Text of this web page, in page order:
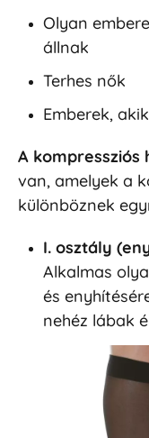
Olyan
állnak
Terhes nők
Emberek,
A
van, amelyek a
különböznek
I. osztály
Alkalmas
és
nehéz lábak